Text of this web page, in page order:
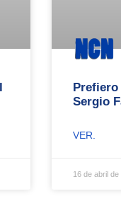
Sergio
VER.
16 de abril de